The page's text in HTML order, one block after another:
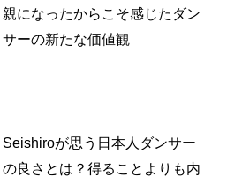
親になったからこそ感じたダン
サーの新たな価値観
Seishiroが思う日本人ダンサー
の良さとは？得ることよりも内